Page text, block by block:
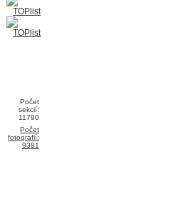
Počet
sekcií:
11790
Počet
fotografií:
9381